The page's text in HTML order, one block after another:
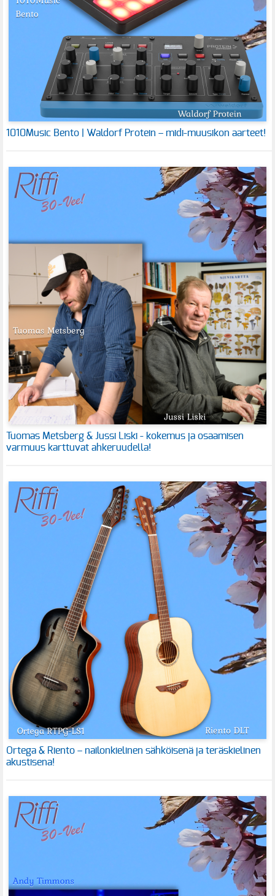
1010Music Bento | Waldorf Protein – midi-muusikon aarteet!
Tuomas Metsberg & Jussi Liski - kokemus ja osaamisen
varmuus karttuvat ahkeruudella!
Ortega & Riento – nailonkielinen sähköisenä ja teräskielinen
akustisena!